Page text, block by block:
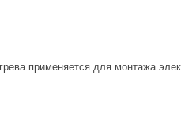
применяется для монтажа